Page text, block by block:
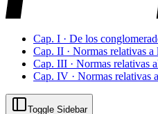
Cap. I · De los
Cap. II · Normas relativas a
Cap. III · Normas relativas
Cap. IV · Normas relativas
Toggle Sidebar